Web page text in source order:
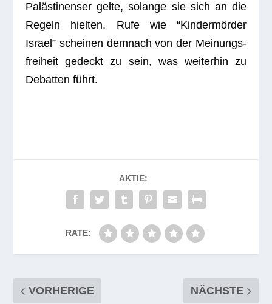
Paläs­ti­nen­ser gelte, solange sie sich an die
Regeln hiel­ten. Rufe wie “Kin­der­mör­der
Israel” schei­nen dem­nach von der Mei­nungs­
frei­heit gedeckt zu sein, was wei­ter­hin zu
Debat­ten führt.
AKTIE:
RATE:
VORHERIGE NÄCHSTE